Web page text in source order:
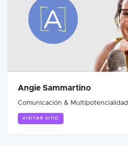
Angie Sammartino
Comunicación & Multipotencialidad
VISITAR SITIO